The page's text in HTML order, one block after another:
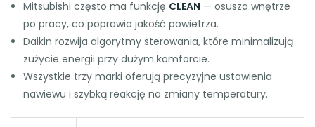
Mitsubishi często ma funkcję CLEAN — osusza wnętrze
po pracy, co poprawia jakość powietrza.
Daikin rozwija algorytmy sterowania, które minimalizują
zużycie energii przy dużym komforcie.
Wszystkie trzy marki oferują precyzyjne ustawienia
nawiewu i szybką reakcję na zmiany temperatury.